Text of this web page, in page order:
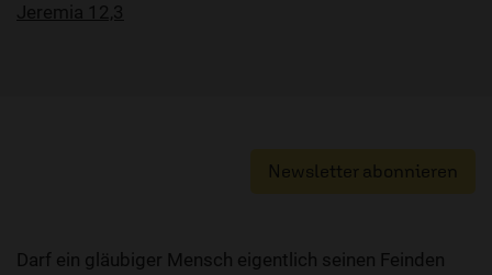
Jeremia 12,3
Newsletter abonnieren
Darf ein gläubiger Mensch eigentlich seinen Feinden